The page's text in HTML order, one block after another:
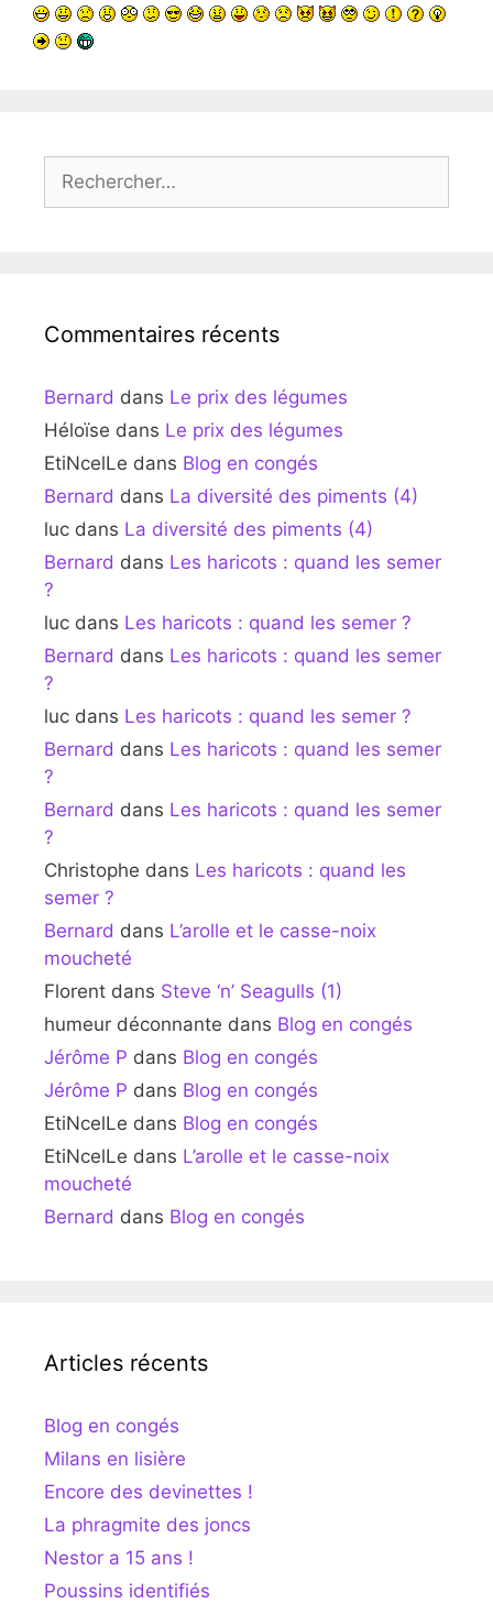
Rechercher :
Commentaires récents
Bernard dans Le prix des légumes
Héloïse dans Le prix des légumes
EtiNcelLe dans Blog en congés
Bernard dans La diversité des piments (4)
luc dans La diversité des piments (4)
Bernard dans Les haricots : quand les semer
?
luc dans Les haricots : quand les semer ?
Bernard dans Les haricots : quand les semer
?
luc dans Les haricots : quand les semer ?
Bernard dans Les haricots : quand les semer
?
Bernard dans Les haricots : quand les semer
?
Christophe dans Les haricots : quand les
semer ?
Bernard dans L’arolle et le casse-noix
moucheté
Florent dans Steve ‘n’ Seagulls (1)
humeur déconnante dans Blog en congés
Jérôme P dans Blog en congés
Jérôme P dans Blog en congés
EtiNcelLe dans Blog en congés
EtiNcelLe dans L’arolle et le casse-noix
moucheté
Bernard dans Blog en congés
Articles récents
Blog en congés
Milans en lisière
Encore des devinettes !
La phragmite des joncs
Nestor a 15 ans !
Poussins identifiés